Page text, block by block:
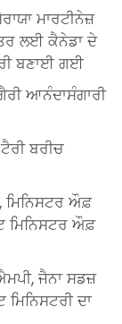
ਮਾਰਟੀਨੇਜ਼
ਲਈ ਕੈਨੇਡਾ ਦੇ
ਬਣਾਈ ਗਈ
ਆਨੰਦਾਸੰਗਾਰੀ
ਬਰੀਚ
ਮਿਨਿਸਟਰ ਔਫ਼
ਔਫ਼
ਜੈਨਾ ਸਡਜ਼
ਦਾ